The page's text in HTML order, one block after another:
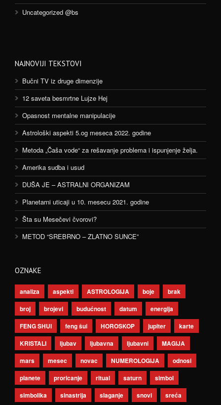
Uncategorized @bs
NAJNOVIJI TEKSTOVI
Bučni TV iz druge dimenzije
12 saveta besmrtne Lujze Hej
Opasnost mentalne manipulacije
Astrološki aspekti 5.og meseca 2022. godine
Metoda „Čaša vode“ za rešavanje problema i ispunjenje želja.
Amerika sudba i usud
DUŠA JE – ASTRALNI ORGANIZAM
Planetarni uticaji u 10. mesecu 2021. godine
Šta su Mesečevi čvorovi?
METOD “SREBRNO – ZLATNO SUNCE”
OZNAKE
analiza aspekti ASTROLOGIJA boje
brak
broj
brojevi budućnost datum
energija
FENG SHUI
feng šui HOROSKOP jupiter
karte
KRISTALI
ljubav ljubavna ljubavni
MAGIJA
mars
mesec novac NUMEROLOGIJA
odnosi
planete
proricanje ritual saturn
simbol
simbolika
sinastrija slaganje snovi sreća